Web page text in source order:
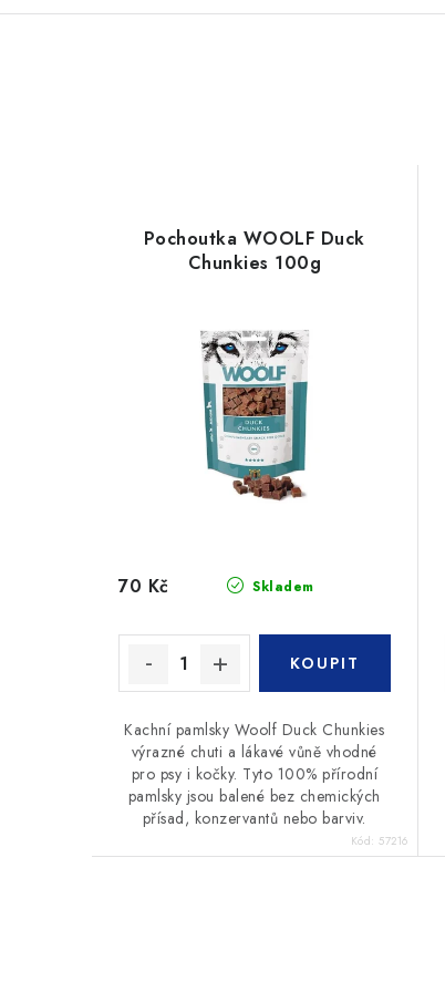
Pochoutka WOOLF Duck
Chunkies 100g
Skladem
70 Kč
Kachní pamlsky Woolf Duck Chunkies
výrazné chuti a lákavé vůně vhodné
pro psy i kočky. Tyto 100% přírodní
pamlsky jsou balené bez chemických
přísad, konzervantů nebo barviv.
Kód: 57216